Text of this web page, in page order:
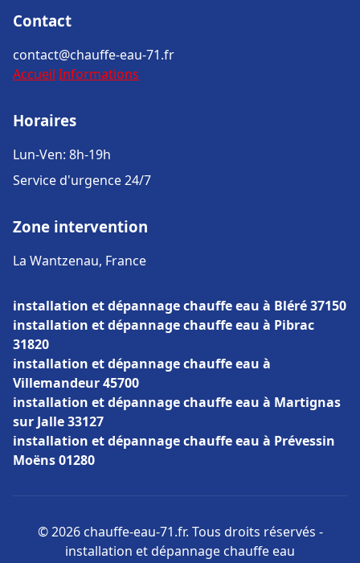
Contact
contact@chauffe-eau-71.fr
Accueil Informations
Horaires
Lun-Ven: 8h-19h
Service d'urgence 24/7
Zone intervention
La Wantzenau, France
installation et dépannage chauffe eau à Bléré 37150
installation et dépannage chauffe eau à Pibrac
31820
installation et dépannage chauffe eau à
Villemandeur 45700
installation et dépannage chauffe eau à Martignas
sur Jalle 33127
installation et dépannage chauffe eau à Prévessin
Moëns 01280
© 2026 chauffe-eau-71.fr. Tous droits réservés -
installation et dépannage chauffe eau